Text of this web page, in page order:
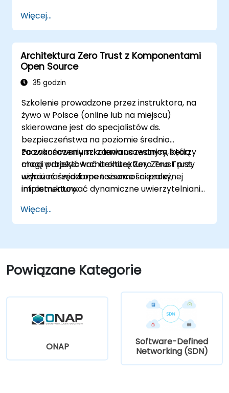
Więcej...
Architektura Zero Trust z Komponentami
Open Source
35 godzin
Szkolenie prowadzone przez instruktora, na
żywo w Polsce (online lub na miejscu)
skierowane jest do specjalistów ds.
bezpieczeństwa na poziomie średnio
zaawansowanym i zaawansowanym, którzy
chcą wdrożyć Architekturę Zero Trust przy
użyciu narzędzi open source i niezależnej
infrastruktury.
Po zakończeniu szkolenia uczestnicy będą
mogli projektować architektury Zero Trust,
wdrażać świadome tożsamości proxy,
implementować dynamiczne uwierzytelnianie,
usług oraz monitorować polityki Zero Trust.
Więcej...
Powiązane Kategorie
ONAP
Software-Defined
Networking (SDN)